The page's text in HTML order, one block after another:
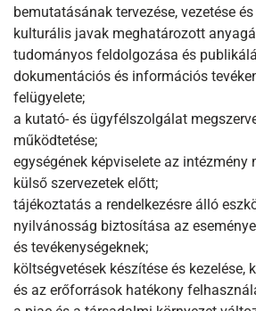
bemutatásának tervezése, vezetése
kulturális javak meghatározott
tudományos feldolgozása és
dokumentációs és információs
felügyelete;
a kutató- és ügyfélszolgálat
működtetése;
egységének képviselete az intézmény
külső szervezetek előtt;
tájékoztatás a rendelkezésre álló
nyilvánosság biztosítása az
és tevékenységeknek;
költségvetések készítése és kezelése,
és az erőforrások hatékony